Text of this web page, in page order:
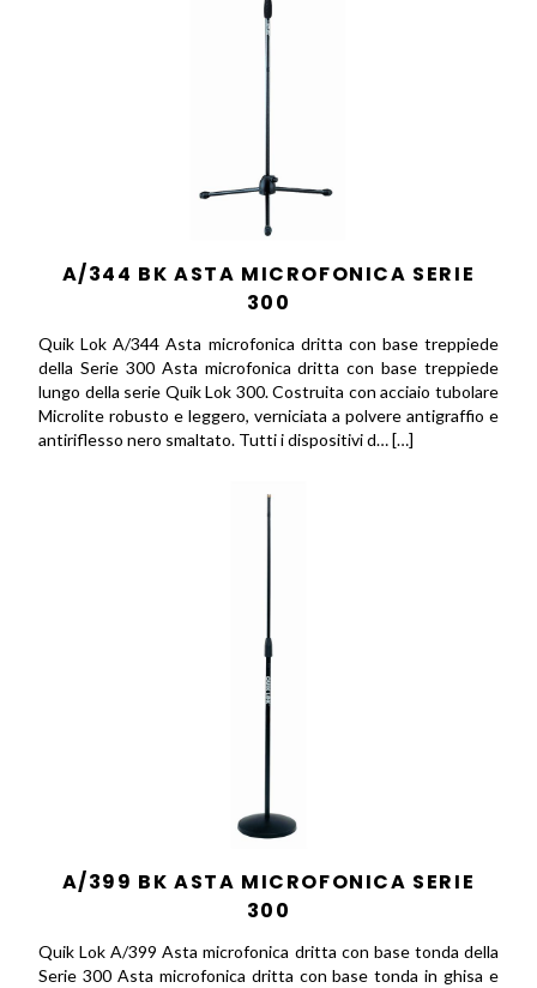
A/344 BK ASTA MICROFONICA SERIE
300
Quik Lok A/344 Asta microfonica dritta con base treppiede
della Serie 300 Asta microfonica dritta con base treppiede
lungo della serie Quik Lok 300. Costruita con acciaio tubolare
Microlite robusto e leggero, verniciata a polvere antigraffio e
antiriflesso nero smaltato. Tutti i dispositivi d… […]
A/399 BK ASTA MICROFONICA SERIE
300
Quik Lok A/399 Asta microfonica dritta con base tonda della
Serie 300 Asta microfonica dritta con base tonda in ghisa e